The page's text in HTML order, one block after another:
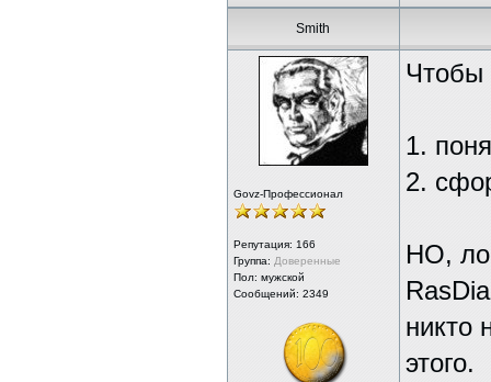
Smith
Govz-Профессионал
Репутация: 166
Группа: Доверенные
Пол: мужской
Сообщений: 2349
Чтобы
1.
2.
НО,
никто
этого.